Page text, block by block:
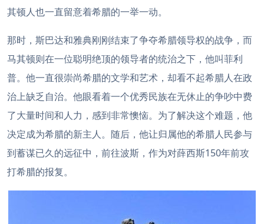
其顿人也一直留意着希腊的一举一动。
那时，斯巴达和雅典刚刚结束了争夺希腊领导权的战争，而
马其顿则在一位聪明绝顶的领导者的统治之下，他叫菲利
普。他一直很崇尚希腊的文学和艺术，却看不起希腊人在政
治上缺乏自治。他眼看着一个优秀民族在无休止的争吵中费
了大量时间和人力，感到非常懊恼。为了解决这个难题，他
决定成为希腊的新主人。随后，他让归属他的希腊人民参与
到蓄谋已久的远征中，前往波斯，作为对薛西斯150年前攻
打希腊的报复。